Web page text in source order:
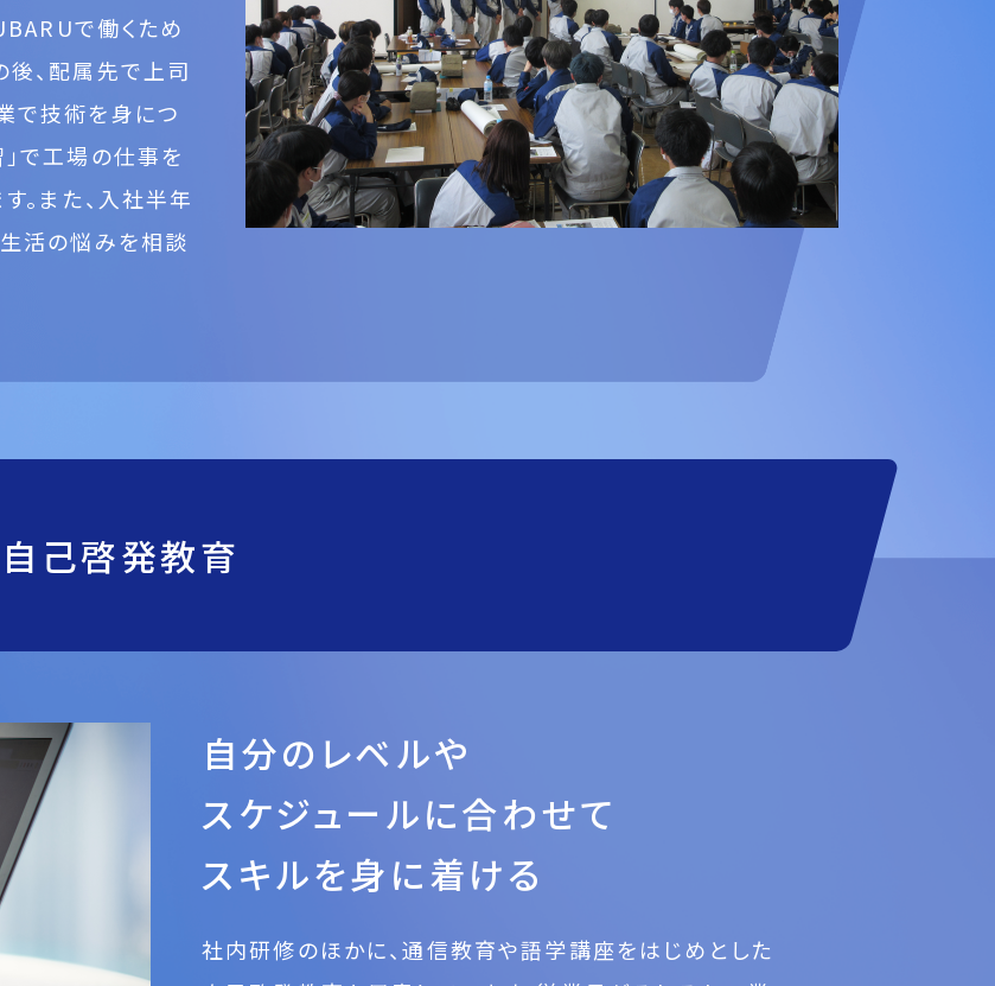
で働くため
、配属先で上司
で技術を身につ
で工場の仕事を
。また、入社半年
活の悩みを相談
自己啓発教育
自分のレベルや
スケジュールに合わせて
スキルを身に着ける
社内研修のほかに、通信教育や語学講座をはじめとした